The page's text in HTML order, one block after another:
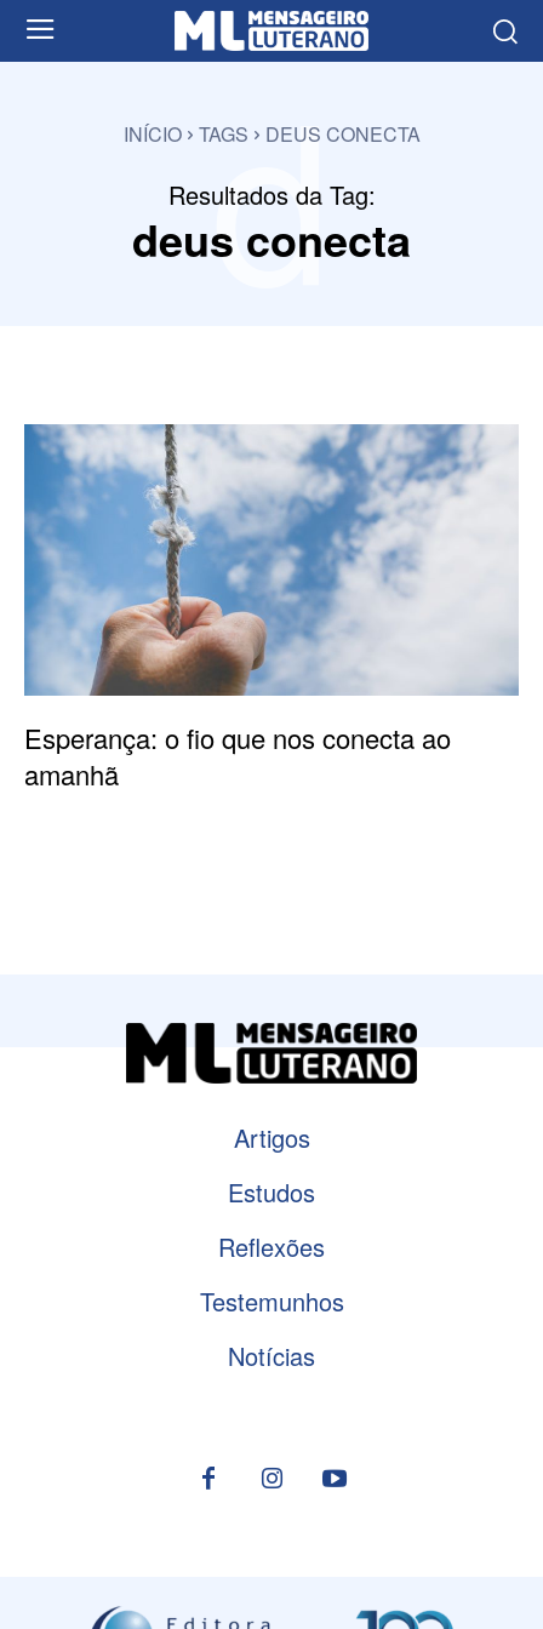
INÍCIO TAGS DEUS CONECTA
Resultados da Tag:
deus conecta
d
Esperança: o fio que nos conecta ao
amanhã
Artigos
Estudos
Reflexões
Testemunhos
Notícias